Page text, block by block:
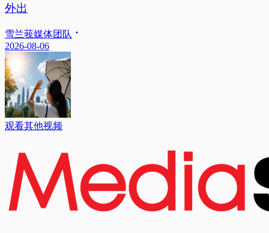
外出
雪兰莪媒体团队
2026-08-06
观看其他视频